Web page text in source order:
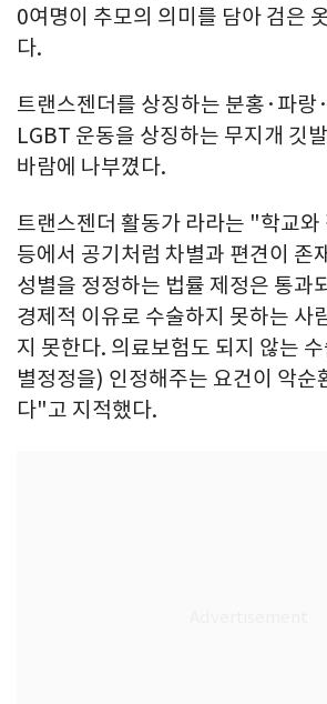
0여명이 추모의 의미를 담아 검은
다.
트랜스젠더를 상징하는 분홍·파랑
LGBT 운동을 상징하는 무지개 깃
바람에 나부꼈다.
트랜스젠더 활동가 라라는 "학교와
등에서 공기처럼 차별과 편견이 존
성별을 정정하는 법률 제정은 통과
경제적 이유로 수술하지 못하는 사
지 못한다. 의료보험도 되지 않는
별정정을) 인정해주는 요건이 악순
다"고 지적했다.